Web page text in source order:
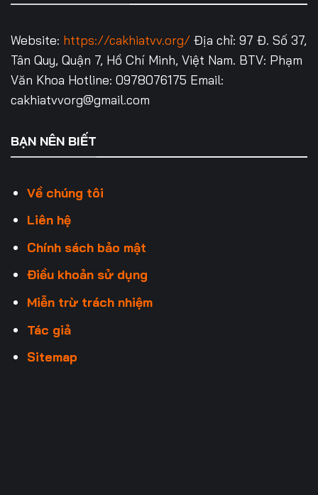
Website: https://cakhiatvv.org/ Địa chỉ: 97 Đ. Số 37,
Tân Quy, Quận 7, Hồ Chí Minh, Việt Nam. BTV: Phạm
Văn Khoa Hotline: 0978076175 Email:
cakhiatvvorg@gmail.com
BẠN NÊN BIẾT
Về chúng tôi
Liên hệ
Chính sách bảo mật
Điều khoản sử dụng
Miễn trừ trách nhiệm
Tác giả
Sitemap